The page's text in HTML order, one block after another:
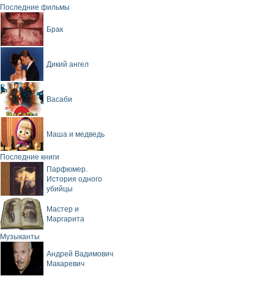
Последние фильмы
Брак
Дикий ангел
Васаби
Маша и медведь
Последние книги
Парфюмер.
История одного
убийцы
Мастер и
Маргарита
Музыканты
Андрей Вадимович
Макаревич